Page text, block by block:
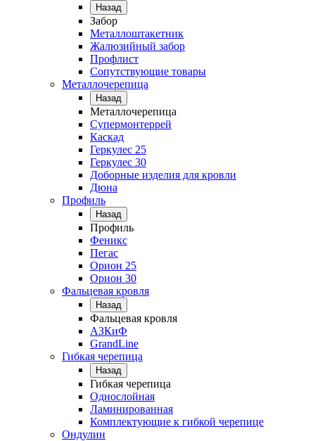
Назад
Забор
Металлоштакетник
Жалюзийный забор
Профлист
Сопутствующие товары
Металлочерепица
Назад
Металлочерепица
Супермонтеррей
Каскад
Геркулес 25
Геркулес 30
Доборные изделия для кровли
Дюна
Профиль
Назад
Профиль
Феникс
Пегас
Орион 25
Орион 30
Фальцевая кровля
Назад
Фальцевая кровля
АЗКиФ
GrandLine
Гибкая черепица
Назад
Гибкая черепица
Однослойная
Ламинированная
Комплектующие к гибкой черепице
Ондулин